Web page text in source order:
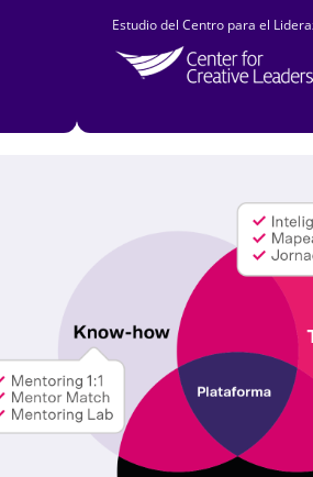
Estudio del Centro para el